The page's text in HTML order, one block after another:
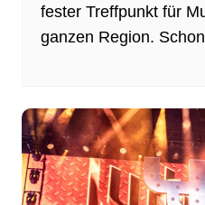
fester Treffpunkt für
ganzen Region.